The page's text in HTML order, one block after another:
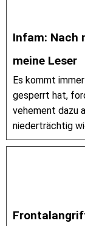
Infam: Nach
meine Leser
Es kommt
gesperrt hat,
vehement dazu
niederträchtig